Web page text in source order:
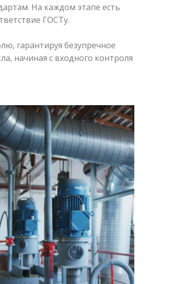
На каждом этапе есть
ГОСТу.
гарантируя безупречное
начиная с входного контроля